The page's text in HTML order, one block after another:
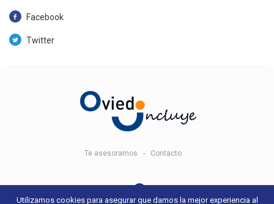
Facebook
Twitter
Te asesoramos Contacto
Utilizamos cookies para asegurar que damos la mejor experiencia al